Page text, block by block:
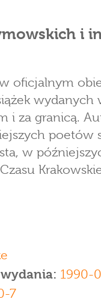
i
oficjalnym
wydanych
i za granicą.
poetów
w
1990-
7